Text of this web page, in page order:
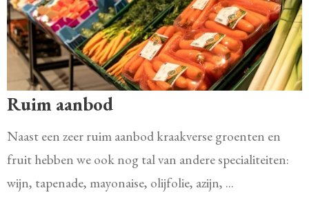
Ruim aanbod
Naast een zeer ruim aanbod kraakverse groenten en
fruit hebben we ook nog tal van andere specialiteiten:
wijn, tapenade, mayonaise, olijfolie, azijn, ...